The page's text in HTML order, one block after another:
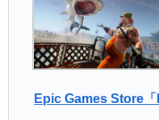
Epic Games Store